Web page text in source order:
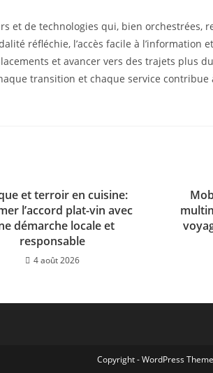
et de technologies qui, bien orchestrées,
réfléchie, l’accès facile à l’information
et avancer vers des trajets plus
transition et chaque service contribue
et terroir en cuisine:
l’accord plat-vin avec
démarche locale et
responsable
4 août 2026
Copyright - WordPress